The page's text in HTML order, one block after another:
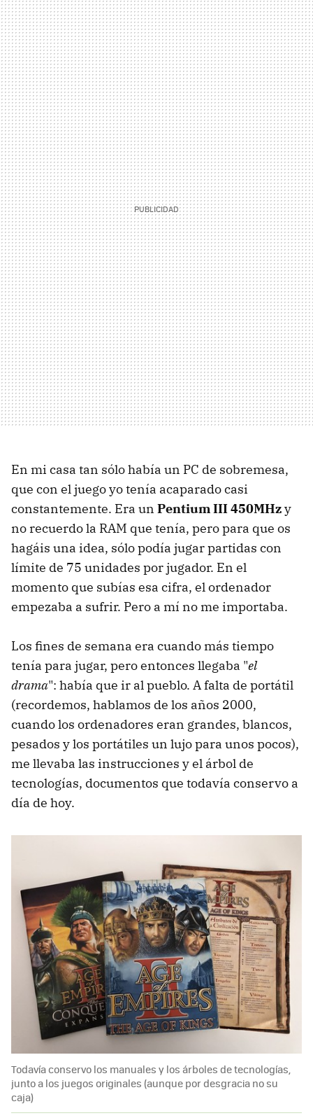
En mi casa tan sólo había un PC de sobremesa,
que con el juego yo tenía acaparado casi
constantemente. Era un Pentium III 450MHzy
no recuerdo la RAM que tenía, pero para que os
hagáis una idea, sólo podía jugar partidas con
límite de 75 unidades por jugador. En el
momento que subías esa cifra, el ordenador
empezaba a sufrir. Pero a mí no me importaba.
Los fines de semana era cuando más tiempo
tenía para jugar, pero entonces llegaba "el
drama": había que ir al pueblo. A falta de portátil
(recordemos, hablamos de los años 2000,
cuando los ordenadores eran grandes, blancos,
pesados y los portátiles un lujo para unos pocos),
me llevaba las instrucciones y el árbol de
tecnologías, documentos que todavía conservo a
día de hoy.
Todavía conservo los manuales y los árboles de tecnologías,
junto a los juegos originales (aunque por desgracia no su
caja)